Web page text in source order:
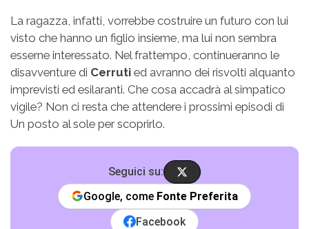
La ragazza, infatti, vorrebbe costruire un futuro con lui
visto che hanno un figlio insieme, ma lui non sembra
esserne interessato. Nel frattempo, continueranno le
disavventure di Cerruti ed avranno dei risvolti alquanto
imprevisti ed esilaranti. Che cosa accadrà al simpatico
vigile? Non ci resta che attendere i prossimi episodi di
Un posto al sole per scoprirlo.
Seguici su:
Google, come Fonte Preferita
Facebook